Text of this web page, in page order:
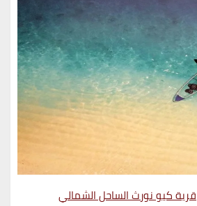
قرية كيو نورث الساحل الشمالي